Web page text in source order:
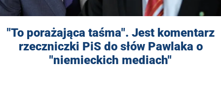
"To porażająca taśma". Jest komentarz
rzeczniczki PiS do słów Pawlaka o
"niemieckich mediach"